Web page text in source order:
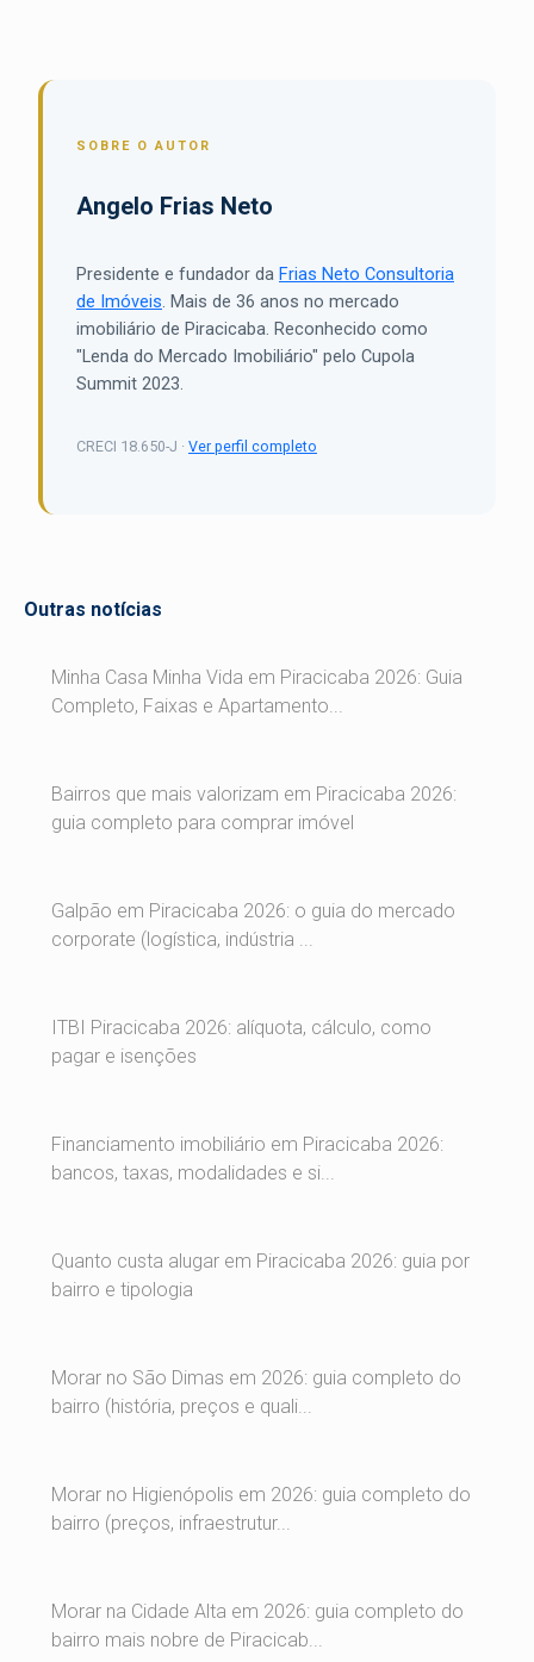
Outras notícias
Minha Casa Minha Vida em Piracicaba 2026: Guia
Completo, Faixas e Apartamento...
Bairros que mais valorizam em Piracicaba 2026:
guia completo para comprar imóvel
Galpão em Piracicaba 2026: o guia do mercado
corporate (logística, indústria ...
ITBI Piracicaba 2026: alíquota, cálculo, como
pagar e isenções
Financiamento imobiliário em Piracicaba 2026:
bancos, taxas, modalidades e si...
Quanto custa alugar em Piracicaba 2026: guia por
bairro e tipologia
Morar no São Dimas em 2026: guia completo do
bairro (história, preços e quali...
Morar no Higienópolis em 2026: guia completo do
bairro (preços, infraestrutur...
Morar na Cidade Alta em 2026: guia completo do
bairro mais nobre de Piracicab...
SOBRE O AUTOR
Angelo Frias Neto
Presidente e fundador da Frias Neto Consultoria
de Imóveis. Mais de 36 anos no mercado
imobiliário de Piracicaba. Reconhecido como
"Lenda do Mercado Imobiliário" pelo Cupola
Summit 2023.
CRECI 18.650-J · Ver perfil completo